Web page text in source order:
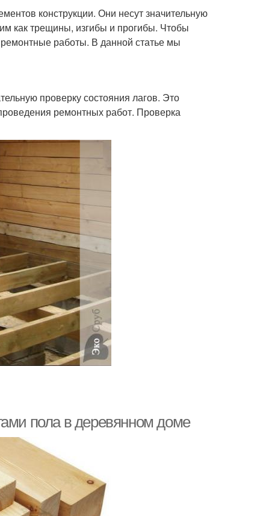
конструкции. Они несут значительную
как трещины, изгибы и прогибы. Чтобы
ремонтные работы. В данной статье мы
проверку состояния лагов. Это
ремонтных работ. Проверка
пола в деревянном доме